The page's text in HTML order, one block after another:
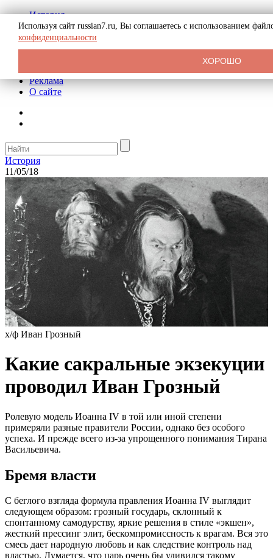
История
Биография
Криминал
СССР
Реклама
О сайте
История
11/05/18
х/ф Иван Грозный
Какие сакральные экзекуции
проводил Иван Грозный
Ролевую модель Иоанна IV в той или иной степени
примеряли разные правители России, однако без особого
успеха. И прежде всего из-за упрощенного понимания Тирана
Васильевича.
Бремя власти
С беглого взгляда формула правления Иоанна IV выглядит
следующем образом: грозный государь, склонный к
спонтанному самодурству, яркие решения в стиле «экшен»,
жесткий прессинг элит, бескомпромиссность к врагам. Вся это
смесь дает народную любовь и как следствие контроль над
властью. Думается, что царь очень бы удивился такому
Используя сайт russian7.ru, Вы соглашаетесь с использованием
конфиденциальности
ХОРОШО